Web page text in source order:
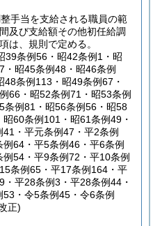
手当を支給される職員の範
及び支給額その他初任給調
は、規則で定める。
39条例56・昭42条例1・昭
昭45条例48・昭46条例
条例113・昭49条例67・
66・昭52条例71・昭53条例
条例81・昭56条例56・昭58
60条例101・昭61条例49・
・平元条例47・平2条例
64・平5条例46・平6条例
54・平9条例72・平10条例
条例65・平17条例164・平
平28条例3・平28条例44・
・令5条例45・令6条例
正)